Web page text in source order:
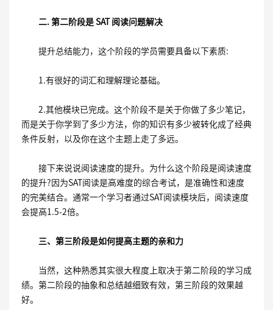
二. 第二阶段是 SAT 阅读问题解决
提升总结能力，这个阶段的学员需要具备以下素质:
1.有很好的词汇和理解理论基础。
2.其他模块已完成。这个阶段不是关于你做了多少笔记，
而是关于你学到了多少方法，你的知识有多少被转化成了经典
条件反射，以及你在这个主题上走了多远。
接下来说说阅读速度的提升。为什么这个阶段是阅读速度
的提升?因为SAT阅读是高难度的综合考试，是准确性和速度
的完美结合。通常一个学习者通过SAT阅读模块后，阅读速度
会提高1.5-2倍。
三、第三阶段是如何提高主题的亲和力
当然，这种熟悉其实很大程度上取决于第二阶段的学习成
绩。第二阶段的抽象和总结越细致有效，第三阶段的效果越
好。